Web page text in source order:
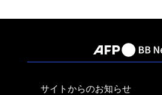
サイトからのお知らせ